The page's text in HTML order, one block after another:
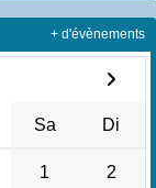
Sa Di
1 2
+ d'évènements